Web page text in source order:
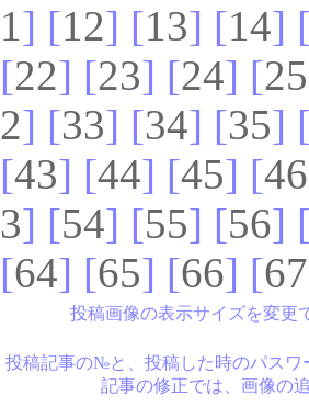
1] [12] [13] [14]
[22] [23] [24] [25
2] [33] [34] [35]
[43] [44] [45] [46
3] [54] [55] [56]
[64] [65] [66] [67
投稿画像の表示サイズを変更
投稿記事の№と、投稿した時のパスワ
記事の修正では、画像の